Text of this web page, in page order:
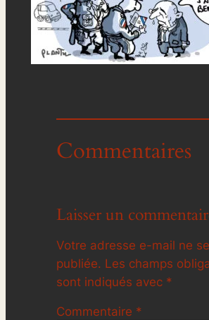
Commentaires
Laisser un
Votre adresse e-mail ne
publiée. Les champs
sont indiqués avec *
Commentaire *